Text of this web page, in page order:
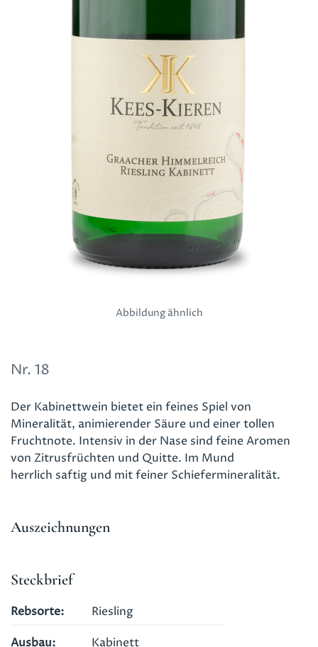
Abbildung ähnlich
Nr. 18
Der Kabinettwein bietet ein feines Spiel von
Mineralität, animierender Säure und einer tollen
Fruchtnote. Intensiv in der Nase sind feine Aromen
von Zitrusfrüchten und Quitte. Im Mund
herrlich saftig und mit feiner Schiefermineralität.
Auszeichnungen
Steckbrief
Rebsorte
Riesling
Ausbau
Kabinett